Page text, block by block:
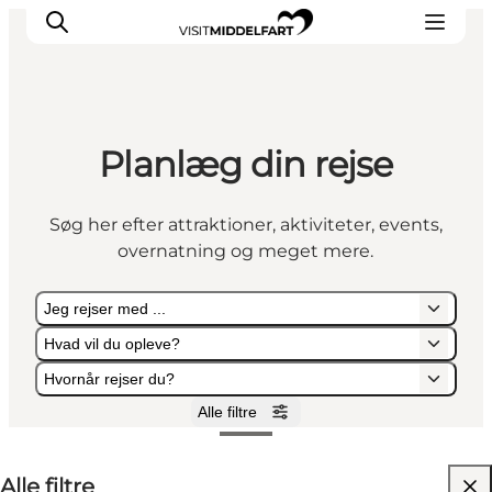
Oplevelser
Mad og drikke
Overnatning
Book oplevelse
Møde og Konference
Planlæg din rejse
Søg her efter attraktioner, aktiviteter, events,
overnatning og meget mere.
Jeg rejser med ...
Hvad vil du opleve?
Hvornår rejser du?
Alle filtre
Jeg rejser med ...
Hvad vil du opleve?
Hvornår rejser du?
Alle filtre